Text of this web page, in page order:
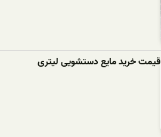
قیمت خرید مایع دستشویی لیتری